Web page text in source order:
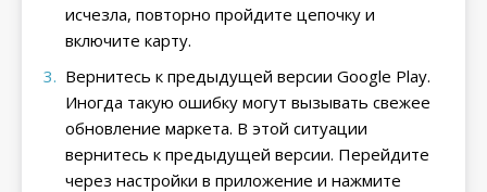
исчезла, повторно пройдите цепочку и
включите карту.
Вернитесь к предыдущей версии Google Play.
Иногда такую ошибку могут вызывать свежее
обновление маркета. В этой ситуации
вернитесь к предыдущей версии. Перейдите
через настройки в приложение и нажмите